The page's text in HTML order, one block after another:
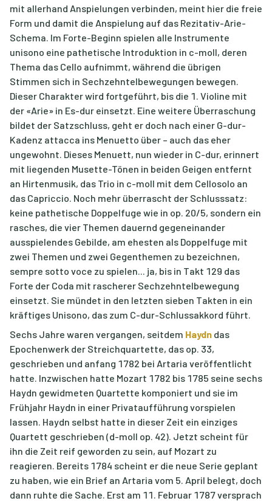
mit allerhand Anspielungen verbinden, meint hier die freie
Form und damit die Anspielung auf das Rezitativ-Arie-
Schema. Im Forte-Beginn spielen alle Instrumente
unisono eine pathetische Introduktion in c-moll, deren
Thema das Cello aufnimmt, während die übrigen
Stimmen sich in Sechzehntelbewegungen bewegen.
Dieser Charakter wird fortgeführt, bis die 1. Violine mit
der «Arie» in Es-dur einsetzt. Eine weitere Überraschung
bildet der Satzschluss, geht er doch nach einer G-dur-
Kadenz attacca ins Menuetto über – auch das eher
ungewohnt. Dieses Menuett, nun wieder in C-dur, erinnert
mit liegenden Musette-Tönen in beiden Geigen entfernt
an Hirtenmusik, das Trio in c-moll mit dem Cellosolo an
das Capriccio. Noch mehr überrascht der Schlusssatz:
keine pathetische Doppelfuge wie in op. 20/5, sondern ein
rasches, die vier Themen dauernd gegeneinander
ausspielendes Gebilde, am ehesten als Doppelfuge mit
zwei Themen und zwei Gegenthemen zu bezeichnen,
sempre sotto voce zu spielen... ja, bis in Takt 129 das
Forte der Coda mit rascherer Sechzehntelbewegung
einsetzt. Sie mündet in den letzten sieben Takten in ein
kräftiges Unisono, das zum C-dur-Schlussakkord führt.
Sechs Jahre waren vergangen, seitdem Haydn das
Epochenwerk der Streichquartette, das op. 33,
geschrieben und anfang 1782 bei Artaria veröffentlicht
hatte. Inzwischen hatte Mozart 1782 bis 1785 seine sechs
Haydn gewidmeten Quartette komponiert und sie im
Frühjahr Haydn in einer Privataufführung vorspielen
lassen. Haydn selbst hatte in dieser Zeit ein einziges
Quartett geschrieben (d-moll op. 42). Jetzt scheint für
ihn die Zeit reif geworden zu sein, auf Mozart zu
reagieren. Bereits 1784 scheint er die neue Serie geplant
zu haben, wie ein Brief an Artaria vom 5. April belegt, doch
dann ruhte die Sache. Erst am 11. Februar 1787 versprach